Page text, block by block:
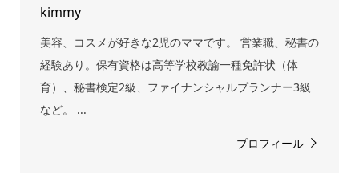
kimmy
美容、コスメが好きな2児のママです。 営業職、秘書の
経験あり。保有資格は高等学校教諭一種免許状（体
育）、秘書検定2級、ファイナンシャルプランナー3級
など。 ...
プロフィール